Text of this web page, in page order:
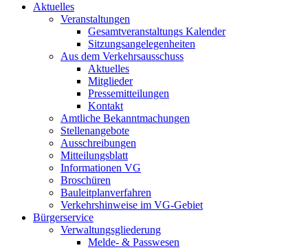
Aktuelles
Veranstaltungen
Gesamtveranstaltungs Kalender
Sitzungsangelegenheiten
Aus dem Verkehrsausschuss
Aktuelles
Mitglieder
Pressemitteilungen
Kontakt
Amtliche Bekanntmachungen
Stellenangebote
Ausschreibungen
Mitteilungsblatt
Informationen VG
Broschüren
Bauleitplanverfahren
Verkehrshinweise im VG-Gebiet
Bürgerservice
Verwaltungsgliederung
Melde- & Passwesen